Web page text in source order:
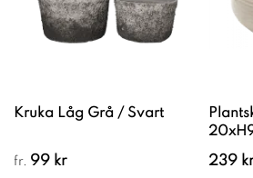
Kruka Låg Grå / Svart
fr. 99 kr 239